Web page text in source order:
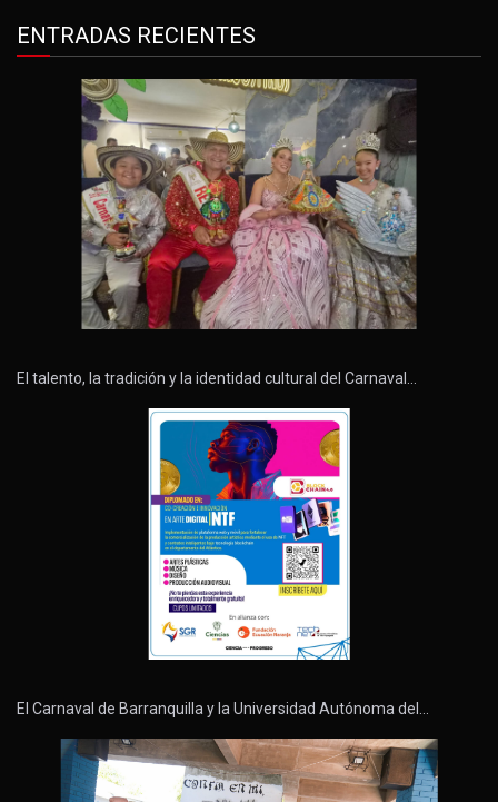
ENTRADAS RECIENTES
El talento, la tradición y la identidad cultural del Carnaval…
El Carnaval de Barranquilla y la Universidad Autónoma del…